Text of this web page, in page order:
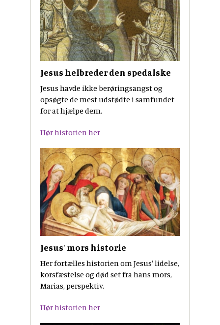
Jesus helbreder den spedalske
Jesus havde ikke berøringsangst og
opsøgte de mest udstødte i samfundet
for at hjælpe dem.
Hør historien her
Jesus' mors historie
Her fortælles historien om Jesus' lidelse,
korsfæstelse og død set fra hans mors,
Marias, perspektiv.
Hør historien her